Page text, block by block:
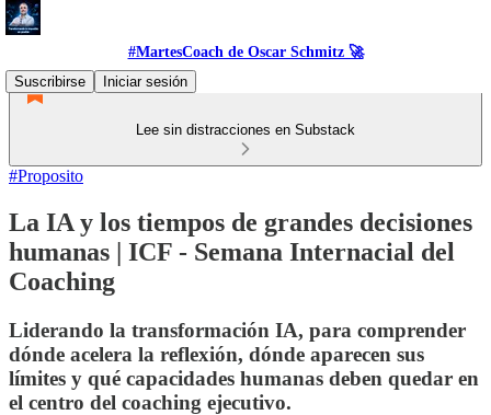
#MartesCoach de Oscar Schmitz 🚀
Suscribirse
Iniciar sesión
Lee sin distracciones en Substack
#Proposito
La IA y los tiempos de grandes decisiones
humanas | ICF - Semana Internacial del
Coaching
Liderando la transformación IA, para comprender
dónde acelera la reflexión, dónde aparecen sus
límites y qué capacidades humanas deben quedar en
el centro del coaching ejecutivo.